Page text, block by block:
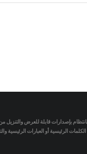
بإصدارات قابلة للعرض والتنزيل
الرئيسية أو العبارات الرئيسية